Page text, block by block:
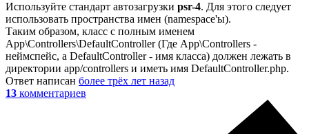
Используйте стандарт автозагрузки psr-4. Для этого следует
использовать пространства имен (namespace'ы).
Таким образом, класс с полным именем
App\Controllers\DefaultController (Где App\Controllers -
неймспейс, а DefaultController - имя класса) должен лежать в
директории app/controllers и иметь имя DefaultController.php.
Ответ написан более трёх лет назад
13 комментариев